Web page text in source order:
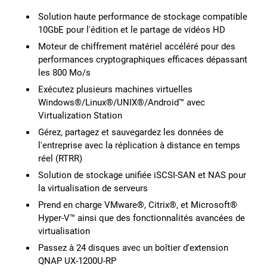
Solution haute performance de stockage compatible
10GbE pour l'édition et le partage de vidéos HD
Moteur de chiffrement matériel accéléré pour des
performances cryptographiques efficaces dépassant
les 800 Mo/s
Exécutez plusieurs machines virtuelles
Windows®/Linux®/UNIX®/Android™ avec
Virtualization Station
Gérez, partagez et sauvegardez les données de
l'entreprise avec la réplication à distance en temps
réel (RTRR)
Solution de stockage unifiée iSCSI-SAN et NAS pour
la virtualisation de serveurs
Prend en charge VMware®, Citrix®, et Microsoft®
Hyper-V™ ainsi que des fonctionnalités avancées de
virtualisation
Passez à 24 disques avec un boîtier d'extension
QNAP UX-1200U-RP